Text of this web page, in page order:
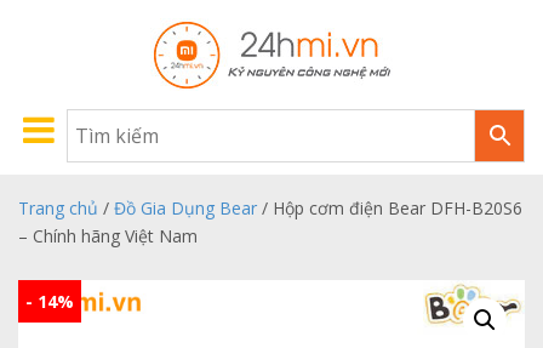
Trang chủ / Đồ Gia Dụng Bear / Hộp cơm điện Bear DFH-B20S6
– Chính hãng Việt Nam
- 14%